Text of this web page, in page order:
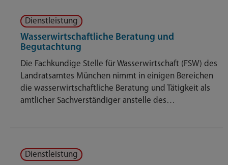
Dienstleistung
Wasserwirtschaftliche Beratung und
Begutachtung
Die Fachkundige Stelle für Wasserwirtschaft (FSW) des
Landratsamtes München nimmt in einigen Bereichen
die wasserwirtschaftliche Beratung und Tätigkeit als
amtlicher Sachverständiger anstelle des…
Dienstleistung